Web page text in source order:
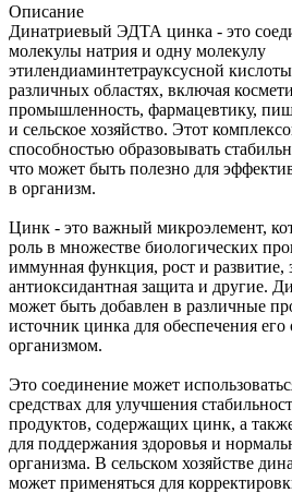
Описание
Динатриевый ЭДТА цинка - это
молекулы натрия и одну молекулу
этилендиаминтетрауксусной
различных областях, включая
промышленность, фармацевтику,
и сельское хозяйство. Этот
способностью образовывать
что может быть полезно для
в организм.
Цинк - это важный микроэлемент,
роль в множестве биологических
иммунная функция, рост и развитие,
антиоксидантная защита и другие.
может быть добавлен в различные
источник цинка для обеспечения
организмом.
Это соединение может
средствах для улучшения
продуктов, содержащих цинк, а
для поддержания здоровья и
организма. В сельском хозяйстве
может применяться для